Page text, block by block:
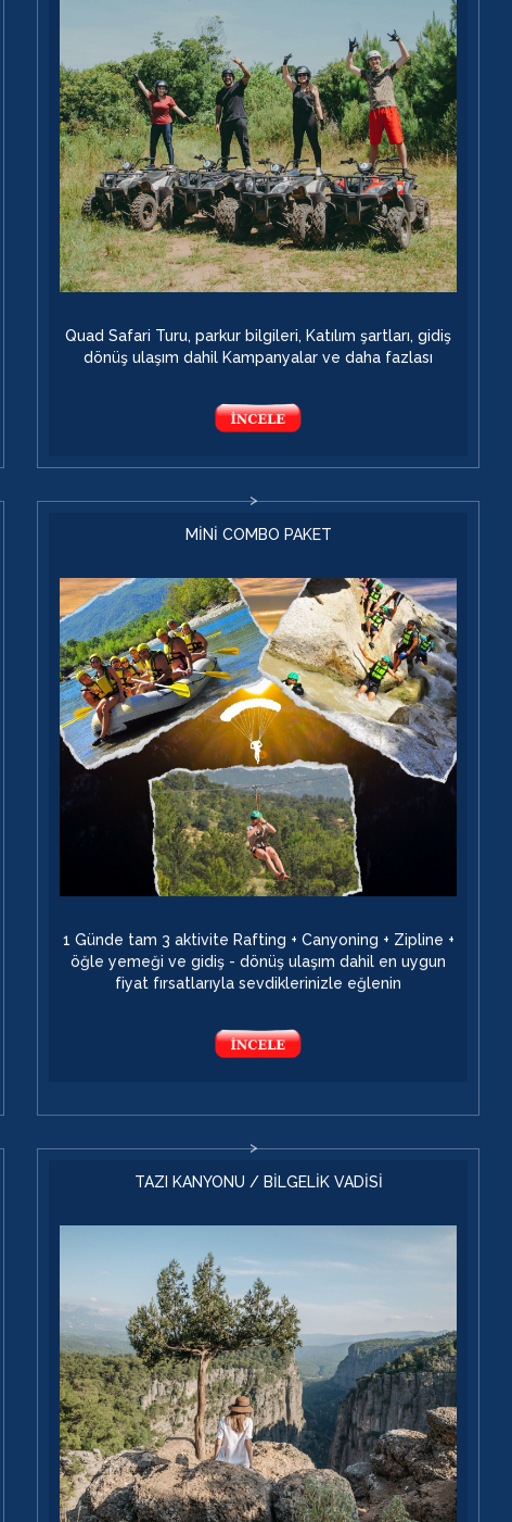
Quad Safari Turu, parkur bilgileri, Katılım şartları, gidiş
dönüş ulaşım dahil Kampanyalar ve daha fazlası
MİNİ COMBO PAKET
1 Günde tam 3 aktivite Rafting + Canyoning + Zipline +
öğle yemeği ve gidiş - dönüş ulaşım dahil en uygun
fiyat fırsatlarıyla sevdiklerinizle eğlenin
TAZI KANYONU / BİLGELİK VADİSİ